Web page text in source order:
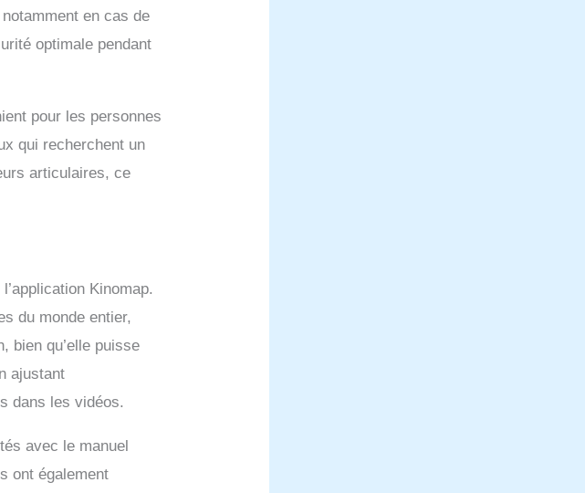
en cas de
optimale pendant
pour les personnes
qui recherchent un
articulaires, ce
Kinomap.
du monde entier,
bien qu’elle puisse
ajustant
dans les vidéos.
avec le manuel
ont également